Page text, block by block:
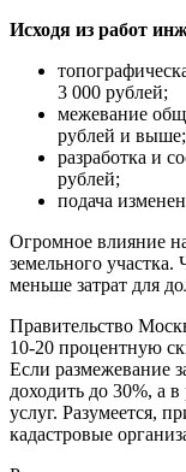
Исходя из работ
3 000 рублей;
межевание
рублей и выше;
разработка и
рублей;
подача
Огромное влияние
земельного
меньше затрат для
Правительство
10-20 процентную
Если размежевание
доходить до 30%, а
услуг. Разумеется,
кадастровые